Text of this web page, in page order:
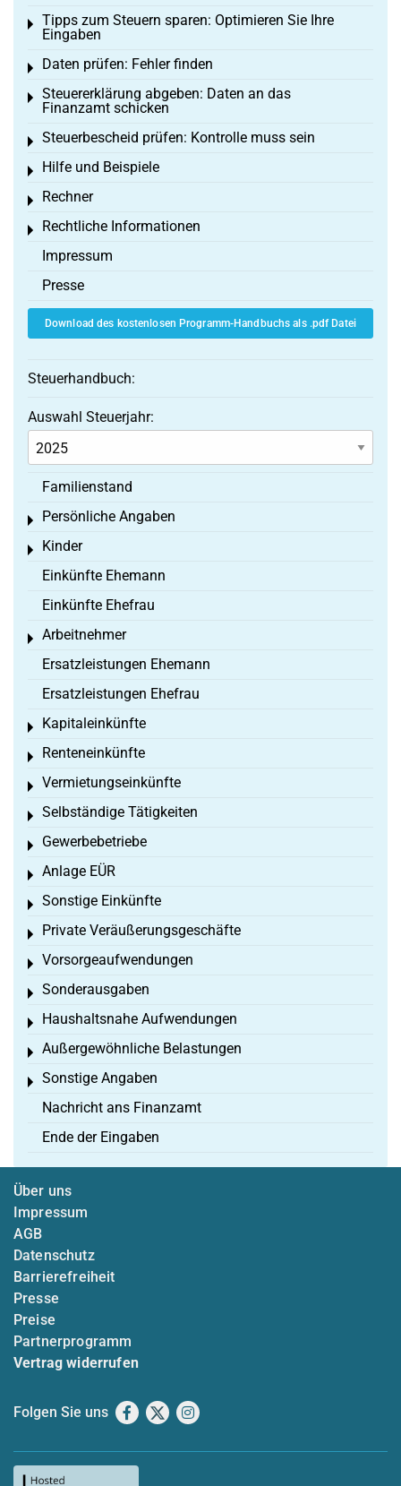
Tipps zum Steuern sparen: Optimieren Sie Ihre
Eingaben
Toggle menu
Daten prüfen: Fehler finden
Toggle menu
Steuererklärung abgeben: Daten an das
Finanzamt schicken
Toggle menu
Steuerbescheid prüfen: Kontrolle muss sein
Toggle menu
Hilfe und Beispiele
Toggle menu
Rechner
Toggle menu
Rechtliche Informationen
Toggle menu
Impressum
Presse
Download des kostenlosen Programm-Handbuchs als .pdf Datei
Steuerhandbuch:
Auswahl Steuerjahr:
Familienstand
Persönliche Angaben
Toggle menu
Kinder
Toggle menu
Einkünfte Ehemann
Einkünfte Ehefrau
Arbeitnehmer
Toggle menu
Ersatzleistungen Ehemann
Ersatzleistungen Ehefrau
Kapitaleinkünfte
Toggle menu
Renteneinkünfte
Toggle menu
Vermietungseinkünfte
Toggle menu
Selbständige Tätigkeiten
Toggle menu
Gewerbebetriebe
Toggle menu
Anlage EÜR
Toggle menu
Sonstige Einkünfte
Toggle menu
Private Veräußerungsgeschäfte
Toggle menu
Vorsorgeaufwendungen
Toggle menu
Sonderausgaben
Toggle menu
Haushaltsnahe Aufwendungen
Toggle menu
Außergewöhnliche Belastungen
Toggle menu
Sonstige Angaben
Toggle menu
Nachricht ans Finanzamt
Ende der Eingaben
Über uns
Impressum
AGB
Datenschutz
Barrierefreiheit
Presse
Preise
Partnerprogramm
Vertrag widerrufen
Folgen Sie uns Facebook
X Instagram